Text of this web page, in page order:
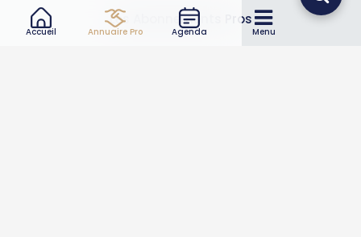
Accueil Annuaire Pro Agenda Menu
Les Abonnements Pros